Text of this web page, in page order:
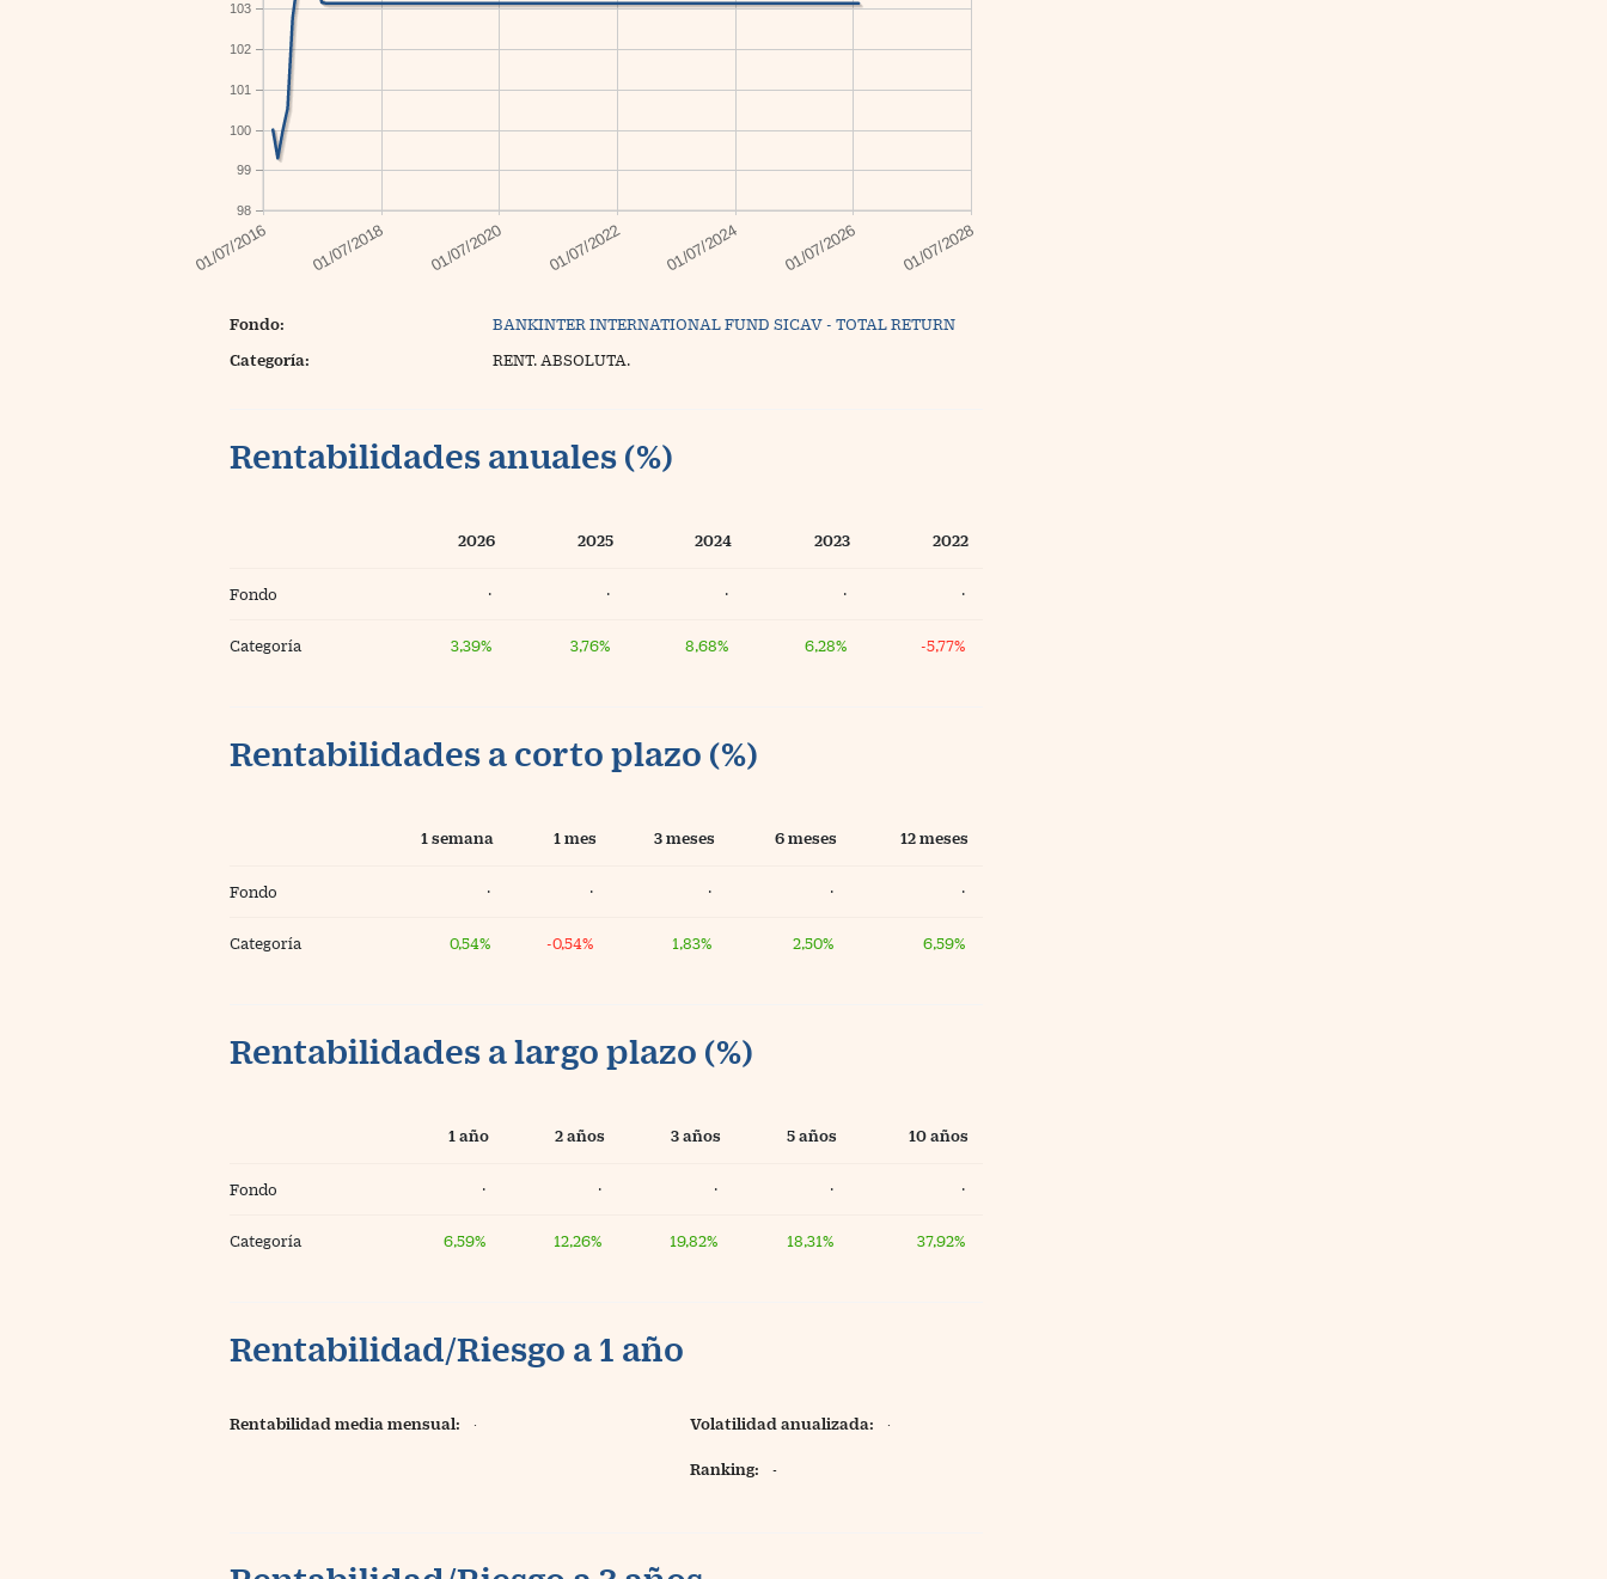
98
99
100
101
102
103
Fondo: BANKINTER INTERNATIONAL FUND SICAV - TOTAL RETURN
Categoría: RENT. ABSOLUTA.
Rentabilidades anuales (%)
2026 2025 2024 2023 2022
Fondo · · · · ·
Categoría 3,39% 3,76% 8,68% 6,28% -5,77%
Rentabilidades a corto plazo (%)
1 semana 1 mes 3 meses 6 meses 12 meses
Fondo · · · · ·
Categoría 0,54% -0,54% 1,83% 2,50% 6,59%
Rentabilidades a largo plazo (%)
1 año 2 años 3 años 5 años 10 años
Fondo · · · · ·
Categoría 6,59% 12,26% 19,82% 18,31% 37,92%
Rentabilidad/Riesgo a 1 año
Rentabilidad media mensual: · Volatilidad anualizada: ·
Ranking: -